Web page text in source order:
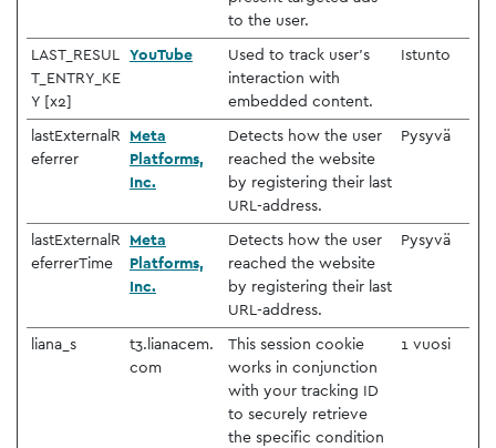
to the user.
LAST_RESUL
T_ENTRY_KE
Y [x2]
YouTube
Used to track user’s
interaction with
embedded content.
Istunto
lastExternalR
eferrer
Meta
Platforms,
Inc.
Detects how the user
reached the website
by registering their last
URL-address.
Pysyvä
lastExternalR
eferrerTime
Meta
Platforms,
Inc.
Detects how the user
reached the website
by registering their last
URL-address.
Pysyvä
liana_s
t3.lianacem.
com
This session cookie
works in conjunction
with your tracking ID
to securely retrieve
the specific condition
1 vuosi